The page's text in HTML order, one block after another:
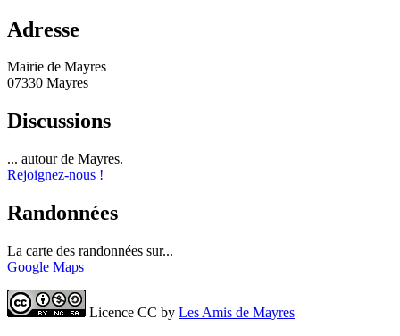
Adresse
Mairie de Mayres
07330 Mayres
Discussions
... autour de Mayres.
Rejoignez-nous !
Randonnées
La carte des randonnées sur...
Google Maps
Licence CC by Les Amis de Mayres